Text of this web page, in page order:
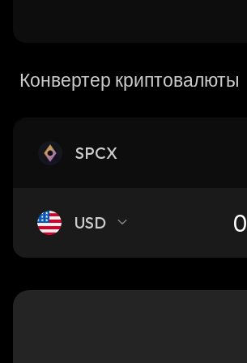
Конвертер криптовалюты
SPCX
USD